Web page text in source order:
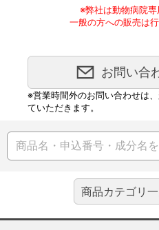
※弊社は動物病院専
一般の方への販売は
お問い合
※営業時間外のお問い合わせは
ていただきます。
商品カテゴリ